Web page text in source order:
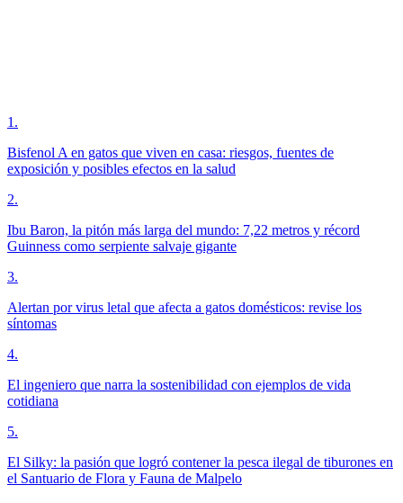
1 .
Bisfenol A en gatos que viven en casa: riesgos, fuentes de
exposición y posibles efectos en la salud
2.
Ibu Baron, la pitón más larga del mundo: 7,22 metros y récord
Guinness como serpiente salvaje gigante
3.
Alertan por virus letal que afecta a gatos domésticos: revise los
síntomas
4.
El ingeniero que narra la sostenibilidad con ejemplos de vida
cotidiana
5.
El Silky: la pasión que logró contener la pesca ilegal de tiburones en
el Santuario de Flora y Fauna de Malpelo